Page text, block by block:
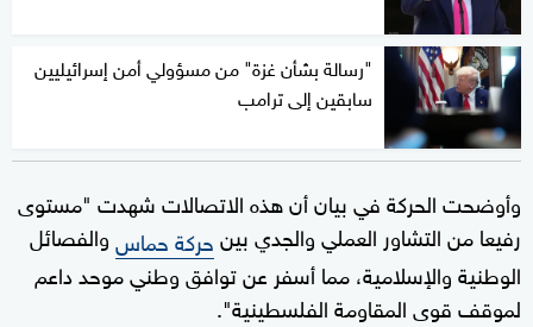
"رسالة بشأن غزة" من مسؤولي أمن إسرائيليين
سابقين إلى ترامب
وأوضحت الحركة في بيان أن هذه الاتصالات شهدت "مستوى
رفيعا من التشاور العملي والجدي بينحركة حماسوالفصائل
الوطنية والإسلامية، مما أسفر عن توافق وطني موحد داعم
لموقف قوى المقاومة الفلسطينية".